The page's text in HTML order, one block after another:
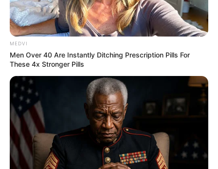
DNA Analysis Revealed The Sick Truth About
Ancient Vikings
BRAINBERRIES
MEDVI
Men Over 40 Are Instantly Ditching Prescription Pills For
These 4x Stronger Pills